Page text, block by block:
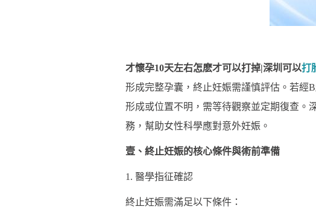
才懷孕10天左右怎麽才可以打掉|深圳可以打
形成完整孕囊，終止妊娠需謹慎評估。若經
形成或位置不明，需等待觀察並定期復查。
務，幫助女性科學應對意外妊娠。
壹、終止妊娠的核心條件與術前準備
1. 醫學指征確認
終止妊娠需滿足以下條件：